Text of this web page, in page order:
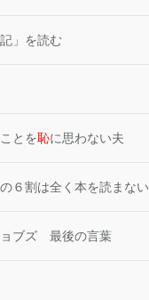
」を読む
とを恥に思わない夫
６割は全く本を読まない
ブズ 最後の言葉